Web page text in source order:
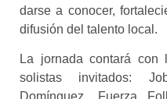
darse a conocer,
difusión del talento local.
La jornada contará con
solistas invitados: